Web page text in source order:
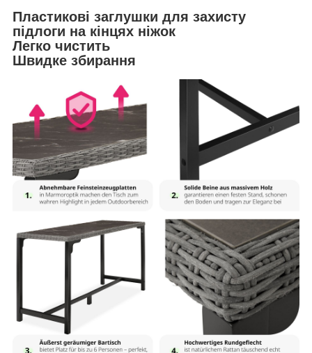
Пластикові заглушки для захисту
підлоги на кінцях ніжок
Легко чистить
Швидке збирання